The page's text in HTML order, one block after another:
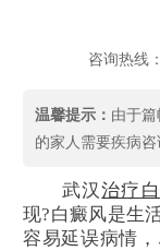
咨询热线：
温馨提示： 由于
的家人需要疾病咨
武汉治疗
现?白癜风是生
容易延误病情